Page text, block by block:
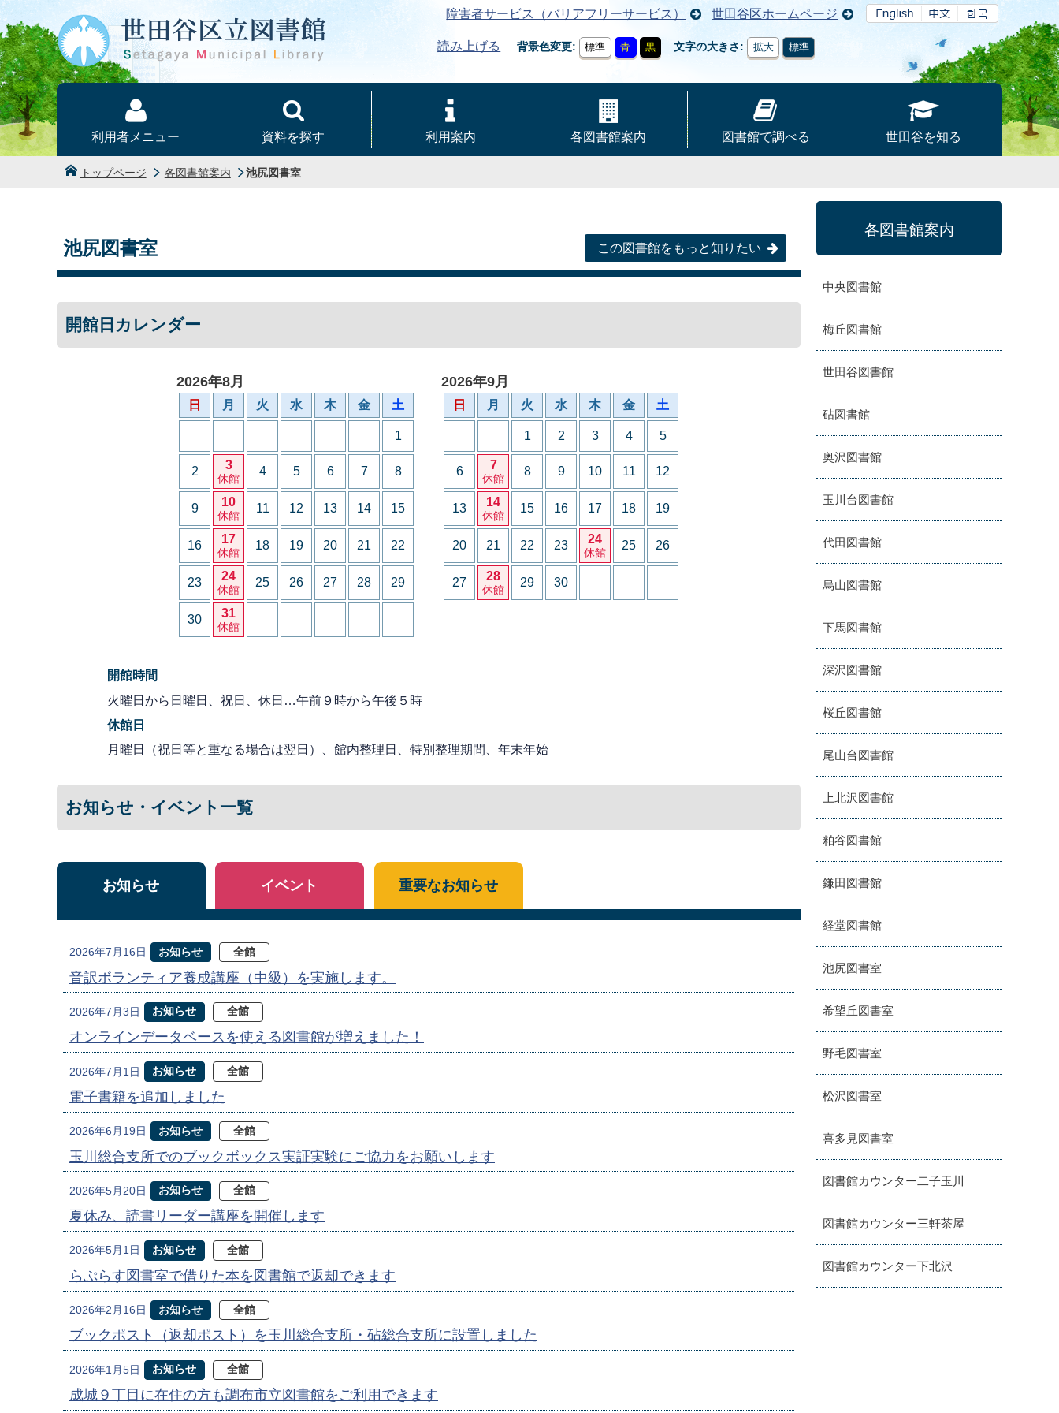
本文へ
障害者サービス（バリアフリーサービス） 世田谷区ホームページ
読み上げる 背景色変更 標準 青 黒 文字の大きさ 拡大 標準
利用者メニュー 資料を探す 利用案内 各図書館案内 図書館で調べる 世田谷を知る
トップページ 各図書館案内 池尻図書室
池尻図書室 この図書館をもっと知りたい
開館日カレンダー
2026年8月
日 月 火 水 木 金 土
1
2 3
休館
4 5 6 7 8
9 10
休館
11 12 13 14 15
16 17
休館
18 19 20 21 22
23 24
休館
25 26 27 28 29
30 31
休館
2026年9月
日 月 火 水 木 金 土
1 2 3 4 5
6 7
休館
8 9 10 11 12
13 14
休館
15 16 17 18 19
20 21 22 23 24
休館
25 26
27 28
休館
29 30
開館時間
火曜日から日曜日、祝日、休日…午前９時から午後５時
休館日
月曜日（祝日等と重なる場合は翌日）、館内整理日、特別整理期間、年末年始
お知らせ・イベント一覧
お知らせ
2026年7月16日 お知らせ 全館
音訳ボランティア養成講座（中級）を実施します。
2026年7月3日 お知らせ 全館
オンラインデータベースを使える図書館が増えました！
2026年7月1日 お知らせ 全館
電子書籍を追加しました
2026年6月19日 お知らせ 全館
玉川総合支所でのブックボックス実証実験にご協力をお願いします
2026年5月20日 お知らせ 全館
夏休み、読書リーダー講座を開催します
2026年5月1日 お知らせ 全館
らぷらす図書室で借りた本を図書館で返却できます
2026年2月16日 お知らせ 全館
ブックポスト（返却ポスト）を玉川総合支所・砧総合支所に設置しました
2026年1月5日 お知らせ 全館
成城９丁目に在住の方も調布市立図書館をご利用できます
イベント 重要なお知らせ
各図書館案内
中央図書館
梅丘図書館
世田谷図書館
砧図書館
奥沢図書館
玉川台図書館
代田図書館
烏山図書館
下馬図書館
深沢図書館
桜丘図書館
尾山台図書館
上北沢図書館
粕谷図書館
鎌田図書館
経堂図書館
池尻図書室
希望丘図書室
野毛図書室
松沢図書室
喜多見図書室
図書館カウンター二子玉川
図書館カウンター三軒茶屋
図書館カウンター下北沢